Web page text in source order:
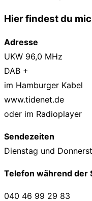
Hier findest du
Adresse
UKW 96,0 MHz
DAB +
im Hamburger Kabel
www.tidenet.de
oder im Radioplayer
Sendezeiten
Dienstag und
Telefon während der
040 46 99 29 83